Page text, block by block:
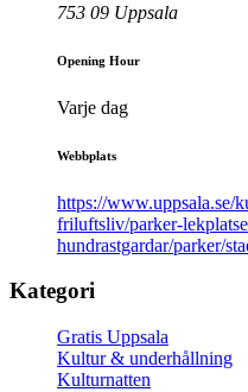
753 09 Uppsala
Opening Hour
Varje dag
Webbplats
https://www.uppsala.se/
friluftsliv/parker-
hundrastgardar/parker/
Kategori
Gratis Uppsala
Kultur & underhållning
Kulturnatten